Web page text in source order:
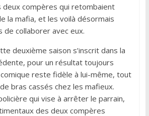
deux compères qui retombaient
la mafia, et les voilà désormais
collaborer avec eux.
deuxième saison s’inscrit dans la
pour un résultat toujours
reste fidèle à lui-même, tout
bras cassés chez les mafieux.
qui vise à arrêter le parrain,
des deux compères